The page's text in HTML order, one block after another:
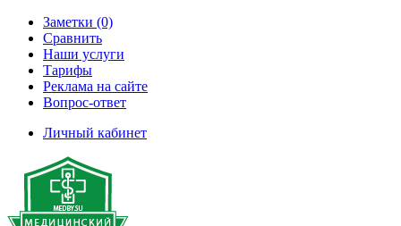
Заметки (0)
Сравнить
Наши услуги
Тарифы
Реклама на сайте
Вопрос-ответ
Личный кабинет